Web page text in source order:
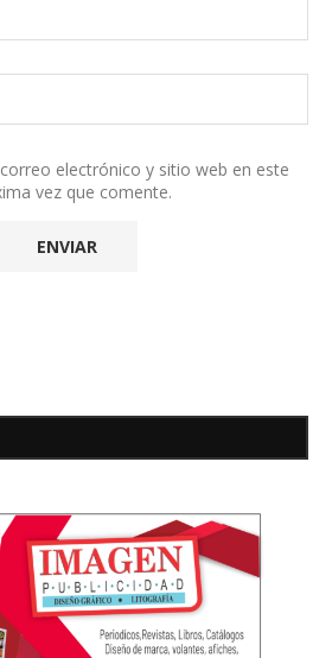
electrónico y sitio web en este
vez que comente.